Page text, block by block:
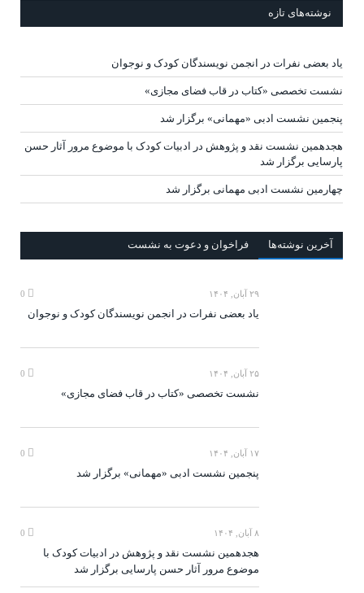
نوشته‌های تازه
یاد بعضی نفرات در انجمن نویسندگان کودک و نوجوان
نشست تخصصی «کتاب در قاب فضای مجازی»
پنجمین نشست ادبی «مهمانی» برگزار شد
هجدهمین نشست نقد و پژوهش در ادبیات کودک با موضوع مرور آثار حسن
پارسایی برگزار شد
چهارمین نشست ادبی مهمانی برگزار شد
آخرين‌ نوشته‌ها فراخوان و دعوت به نشست
۲۹ آبان, ۱۴۰۴
یاد بعضی نفرات در انجمن نویسندگان کودک و نوجوان
۲۵ آبان, ۱۴۰۴
نشست تخصصی «کتاب در قاب فضای مجازی»
۱۷ آبان, ۱۴۰۴
پنجمین نشست ادبی «مهمانی» برگزار شد
۸ آبان, ۱۴۰۴
هجدهمین نشست نقد و پژوهش در ادبیات کودک با
موضوع مرور آثار حسن پارسایی برگزار شد